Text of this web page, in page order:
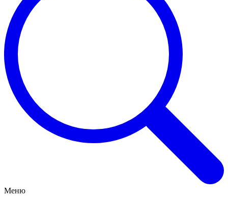
Меню